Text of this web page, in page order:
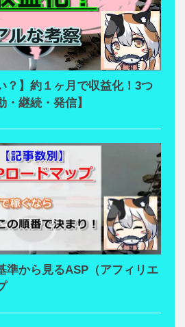
？】約１ヶ月で収益化！3つ
継続・発信】
準から見るASP（アフィリエ